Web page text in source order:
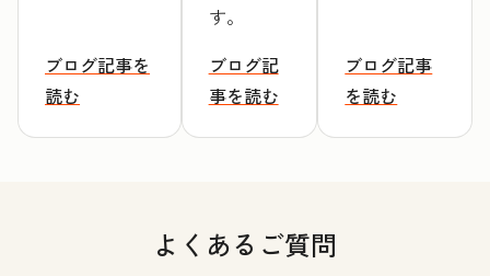
ブログ記事を
読む
す。
ブログ記
事を読む
ブログ記事
を読む
よくあるご質問